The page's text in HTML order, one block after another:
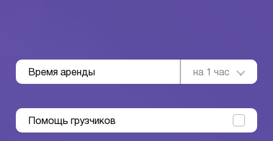
Время аренды на 1 час
Помощь грузчиков